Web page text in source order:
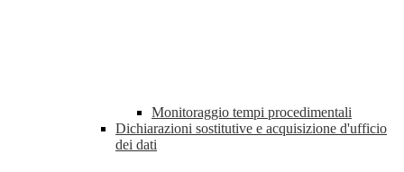
Monitoraggio tempi procedimentali
Dichiarazioni sostitutive e acquisizione d'ufficio
dei dati